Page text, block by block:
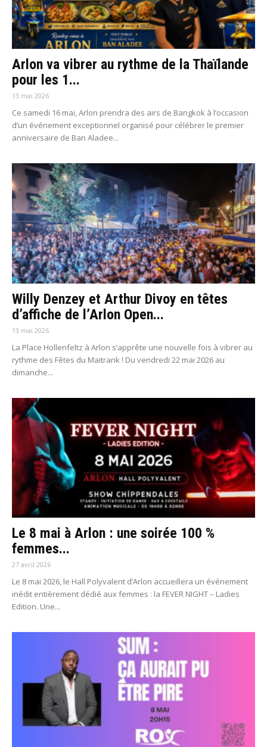
Arlon va vibrer au rythme de la Thaïlande
pour les 1...
13 mai 2026
Ce samedi 16 mai, Arlon prendra des airs de Bangkok à l’occasion
d’un événement exceptionnel organisé pour célébrer le premier
anniversaire de Ban Aladee...
Willy Denzey et Arthur Divoy en têtes
d’affiche de l’Arlon Open...
13 mai 2026
La Place Hollenfeltz à Arlon s’apprête une nouvelle fois à vibrer au
rythme des Fêtes du Maitrank ! Du vendredi 22 mai 2026 au
dimanche...
Le 8 mai à Arlon : une soirée 100 %
femmes...
27 avril 2026
Le 8 mai 2026, le Hall Polyvalent d’Arlon accueillera un événement
inédit entièrement dédié aux femmes : la FEVER NIGHT – Ladies
Edition. Une...